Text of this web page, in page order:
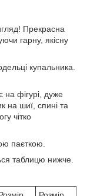
Прекрасна
гарну, якісну
купальника.
на фігурі, дуже
на шиї, спині та
чітко
паєткою.
таблицю нижче.